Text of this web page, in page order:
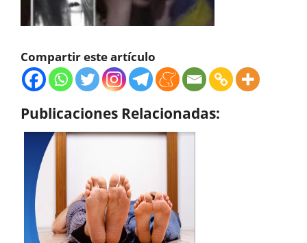
Compartir este artículo
Publicaciones Relacionadas: